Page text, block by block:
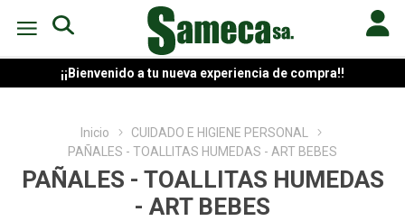
¡¡Bienvenido a tu nueva experiencia de compra!!
Inicio
CUIDADO E HIGIENE PERSONAL
PAÑALES - TOALLITAS HUMEDAS - ART BEBES
PAÑALES - TOALLITAS HUMEDAS
- ART BEBES